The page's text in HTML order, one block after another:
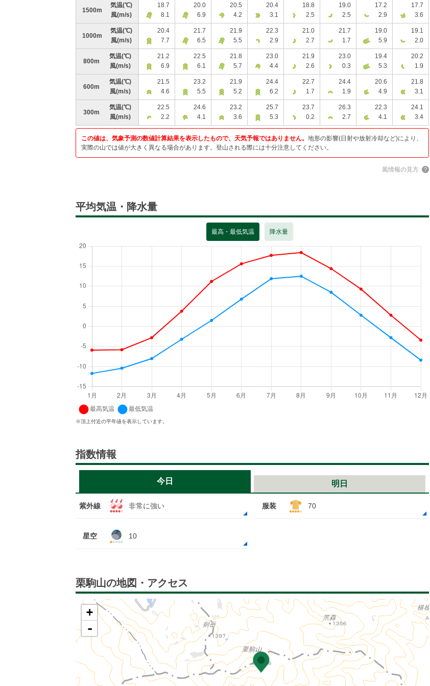
1500m
気温(℃)
風(m/s)
18.7
8.1
20.0
6.9
20.5
4.2
20.4
3.1
18.8
2.5
19.0
2.5
17.2
2.9
17.7
3.6
1000m
気温(℃)
風(m/s)
20.4
7.7
21.7
6.5
21.9
5.5
22.3
2.9
21.0
2.7
21.7
1.7
19.0
5.9
19.1
2.0
800m
気温(℃)
風(m/s)
21.2
6.9
22.5
6.1
21.8
5.7
23.0
4.4
21.9
2.6
23.0
0.3
19.4
5.3
20.2
1.9
600m
気温(℃)
風(m/s)
21.5
4.6
23.2
5.5
21.9
5.2
24.4
6.2
22.7
1.7
24.4
1.9
20.6
4.9
21.8
3.1
300m
気温(℃)
風(m/s)
22.5
2.2
24.6
4.1
23.2
3.6
25.7
5.3
23.7
0.2
26.3
2.7
22.3
4.1
24.1
3.4
この値は、気象予測の数値計算結果を表示したもので、天気予報ではありません。 地形の影響(日射や放射冷却など)により、
実際の山では値が大きく異なる場合があります。登山される際には十分注意してください。
風情報の見方
平均気温・降水量
最高・最低気温 降水量
※頂上付近の平年値を表示しています。
指数情報
今日 明日
紫外線 非常に強い 服装 70
星空 10
栗駒山の地図・アクセス
+
-